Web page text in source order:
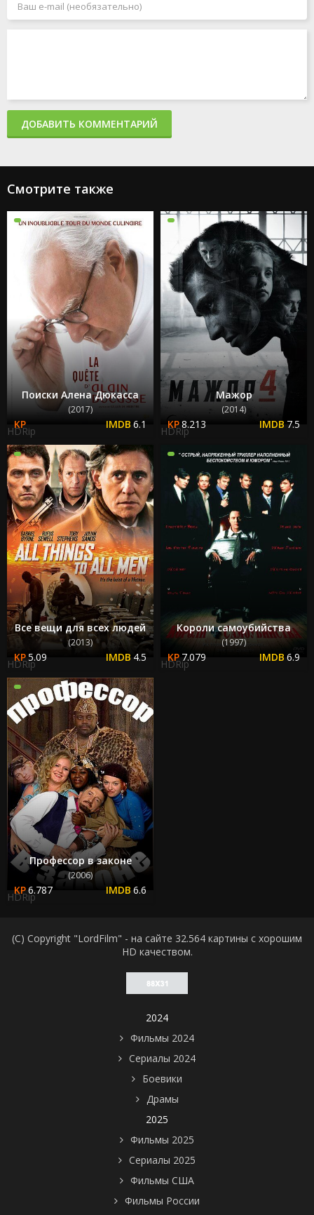
ДОБАВИТЬ КОММЕНТАРИЙ
Смотрите также
Поиски Алена Дюкасса
(2017)
6.1
HDRip
Мажор
(2014)
8.213 7.5
HDRip
Все вещи для всех людей
(2013)
5.09 4.5
HDRip
Короли самоубийства
(1997)
7.079 6.9
HDRip
Профессор в законе
(2006)
6.787 6.6
HDRip
(C) Copyright "LordFilm" - на сайте 32.564 картины с хорошим
HD качеством.
2024
Фильмы 2024
Сериалы 2024
Боевики
Драмы
2025
Фильмы 2025
Сериалы 2025
Фильмы США
Фильмы России